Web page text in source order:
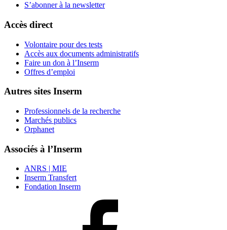
S’abonner à la newsletter
Accès direct
Volontaire pour des tests
Accès aux documents administratifs
Faire un don à l’Inserm
Offres d’emploi
Autres sites Inserm
Professionnels de la recherche
Marchés publics
Orphanet
Associés à l’Inserm
ANRS | MIE
Inserm Transfert
Fondation Inserm